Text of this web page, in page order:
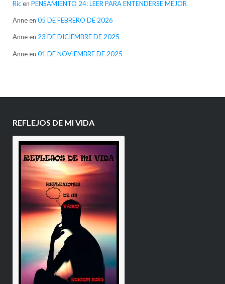
Ricen PENSAMIENTO 24: LEER PARA ENTENDERSE MEJOR
Anneen 05 DE FEBRERO DE 2026
Anneen 23 DE DICIEMBRE DE 2025
Anneen 01 DE NOVIEMBRE DE 2025
REFLEJOS DE MI VIDA